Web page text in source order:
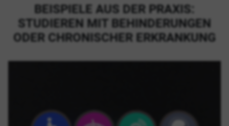
BEISPIELE AUS DER PRAXIS:
STUDIEREN MIT BEHINDERUNGEN
ODER CHRONISCHER ERKRANKUNG